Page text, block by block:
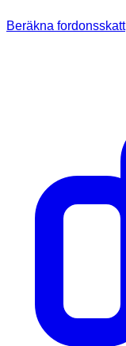
Beräkna fordonsskatt